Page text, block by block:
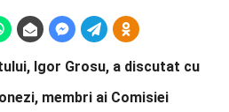
Igor Grosu, a discutat cu
membri ai Comisiei